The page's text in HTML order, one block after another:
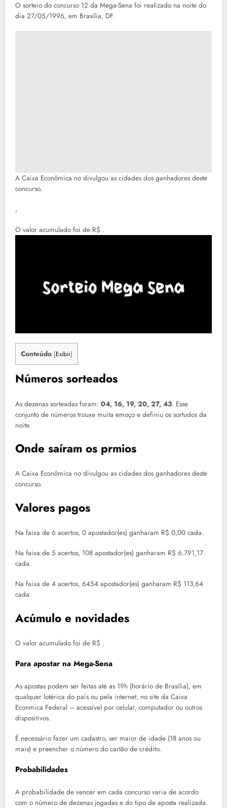
O sorteio do concurso 12 da Mega-Sena foi realizado na noite do
dia 27/05/1996, em Brasília, DF.
A Caixa Econômica no divulgou as cidades dos ganhadores deste
concurso.
,
O valor acumulado foi de R$ .
Conteúdo [Exibir]
Números sorteados
As dezenas sorteadas foram: 04, 16, 19, 20, 27, 43. Esse
conjunto de números trouxe muita emoço e definiu os sortudos da
noite.
Onde saíram os prmios
A Caixa Econômica no divulgou as cidades dos ganhadores deste
concurso.
Valores pagos
Na faixa de 6 acertos, 0 apostador(es) ganharam R$ 0,00 cada.
Na faixa de 5 acertos, 108 apostador(es) ganharam R$ 6.791,17
cada.
Na faixa de 4 acertos, 6454 apostador(es) ganharam R$ 113,64
cada.
Acúmulo e novidades
O valor acumulado foi de R$ .
Para apostar na Mega-Sena
As apostas podem ser feitas até as 19h (horário de Brasília), em
qualquer lotérica do país ou pela internet, no site da Caixa
Econmica Federal – acessível por celular, computador ou outros
dispositivos.
É necessário fazer um cadastro, ser maior de idade (18 anos ou
mais) e preencher o número do cartão de crédito.
Probabilidades
A probabilidade de vencer em cada concurso varia de acordo
com o número de dezenas jogadas e do tipo de aposta realizada.